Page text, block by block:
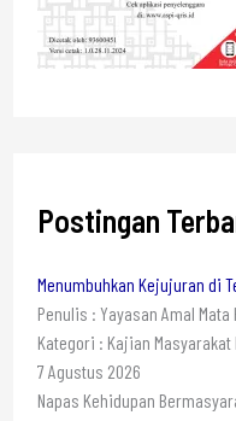
Postingan
Menumbuhkan Kejujuran di
Penulis : Yayasan Amal Mata
Kategori : Kajian
7 Agustus 2026
Napas Kehidupan